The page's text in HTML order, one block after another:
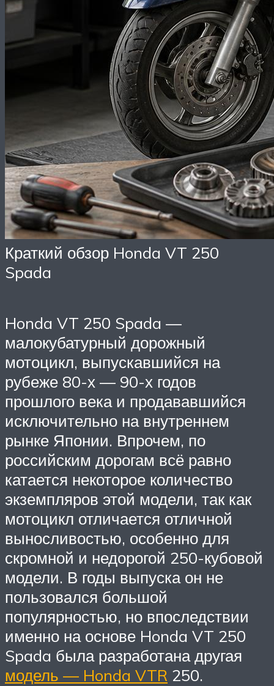
Краткий обзор Honda VT 250
Spada
Honda VT 250 Spada —
малокубатурный дорожный
мотоцикл, выпускавшийся на
рубеже 80-х — 90-х годов
прошлого века и продававшийся
исключительно на внутреннем
рынке Японии. Впрочем, по
российским дорогам всё равно
катается некоторое количество
экземпляров этой модели, так как
мотоцикл отличается отличной
выносливостью, особенно для
скромной и недорогой 250-кубовой
модели. В годы выпуска он не
пользовался большой
популярностью, но впоследствии
именно на основе Honda VT 250
Spada была разработана другая
модель — Honda VTR 250.